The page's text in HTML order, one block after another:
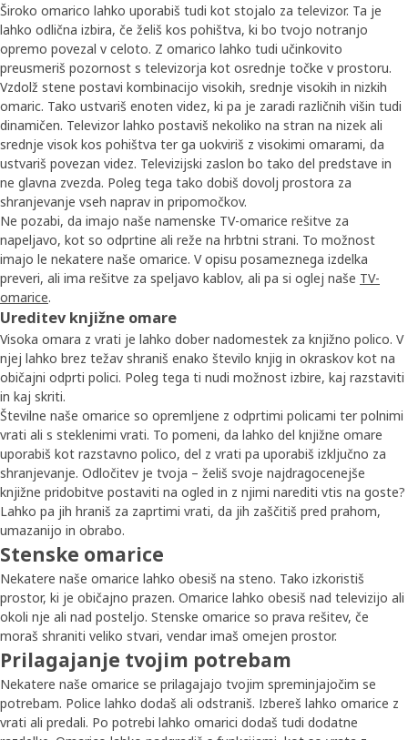
Široko omarico lahko uporabiš tudi kot stojalo za televizor. Ta je
lahko odlična izbira, če želiš kos pohištva, ki bo tvojo notranjo
opremo povezal v celoto. Z omarico lahko tudi učinkovito
preusmeriš pozornost s televizorja kot osrednje točke v prostoru.
Vzdolž stene postavi kombinacijo visokih, srednje visokih in nizkih
omaric. Tako ustvariš enoten videz, ki pa je zaradi različnih višin tudi
dinamičen. Televizor lahko postaviš nekoliko na stran na nizek ali
srednje visok kos pohištva ter ga uokviriš z visokimi omarami, da
ustvariš povezan videz. Televizijski zaslon bo tako del predstave in
ne glavna zvezda. Poleg tega tako dobiš dovolj prostora za
shranjevanje vseh naprav in pripomočkov.
Ne pozabi, da imajo naše namenske TV-omarice rešitve za
napeljavo, kot so odprtine ali reže na hrbtni strani. To možnost
imajo le nekatere naše omarice. V opisu posameznega izdelka
preveri, ali ima rešitve za speljavo kablov, ali pa si oglej naše TV-
omarice.
Ureditev knjižne omare
Visoka omara z vrati je lahko dober nadomestek za knjižno polico. V
njej lahko brez težav shraniš enako število knjig in okraskov kot na
običajni odprti polici. Poleg tega ti nudi možnost izbire, kaj razstaviti
in kaj skriti.
Številne naše omarice so opremljene z odprtimi policami ter polnimi
vrati ali s steklenimi vrati. To pomeni, da lahko del knjižne omare
uporabiš kot razstavno polico, del z vrati pa uporabiš izključno za
shranjevanje. Odločitev je tvoja – želiš svoje najdragocenejše
knjižne pridobitve postaviti na ogled in z njimi narediti vtis na goste?
Lahko pa jih hraniš za zaprtimi vrati, da jih zaščitiš pred prahom,
umazanijo in obrabo.
Stenske omarice
Nekatere naše omarice lahko obesiš na steno. Tako izkoristiš
prostor, ki je običajno prazen. Omarice lahko obesiš nad televizijo ali
okoli nje ali nad posteljo. Stenske omarice so prava rešitev, če
moraš shraniti veliko stvari, vendar imaš omejen prostor.
Prilagajanje tvojim potrebam
Nekatere naše omarice se prilagajajo tvojim spreminjajočim se
potrebam. Police lahko dodaš ali odstraniš. Izbereš lahko omarice z
vrati ali predali. Po potrebi lahko omarici dodaš tudi dodatne